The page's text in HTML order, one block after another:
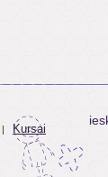
| Kursai